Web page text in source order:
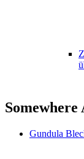
Gundula